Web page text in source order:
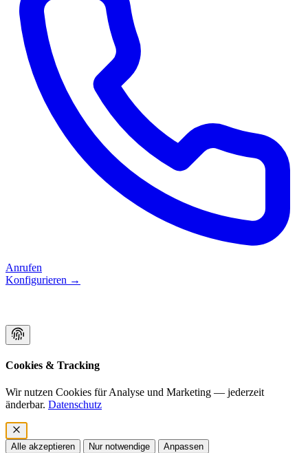
Anrufen
Konfigurieren →
Cookies & Tracking
Wir nutzen Cookies für Analyse und Marketing — jederzeit
änderbar. Datenschutz
Alle akzeptieren Nur notwendige Anpassen